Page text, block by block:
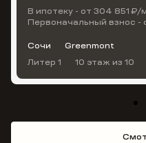
В ипотеку - от 304 851 ₽/
Первоначальный взнос -
Сочи
Greenmont
Литер 1
10 этаж из 10